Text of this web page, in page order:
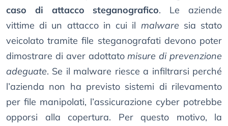
caso di attacco steganografico. Le aziende
vittime di un attacco in cui il malware sia stato
veicolato tramite file steganografati devono poter
dimostrare di aver adottatomisure di prevenzione
adeguate. Se il malware riesce a infiltrarsi perché
l’azienda non ha previsto sistemi di rilevamento
per file manipolati, l’assicurazione cyber potrebbe
opporsi alla copertura. Per questo motivo, la